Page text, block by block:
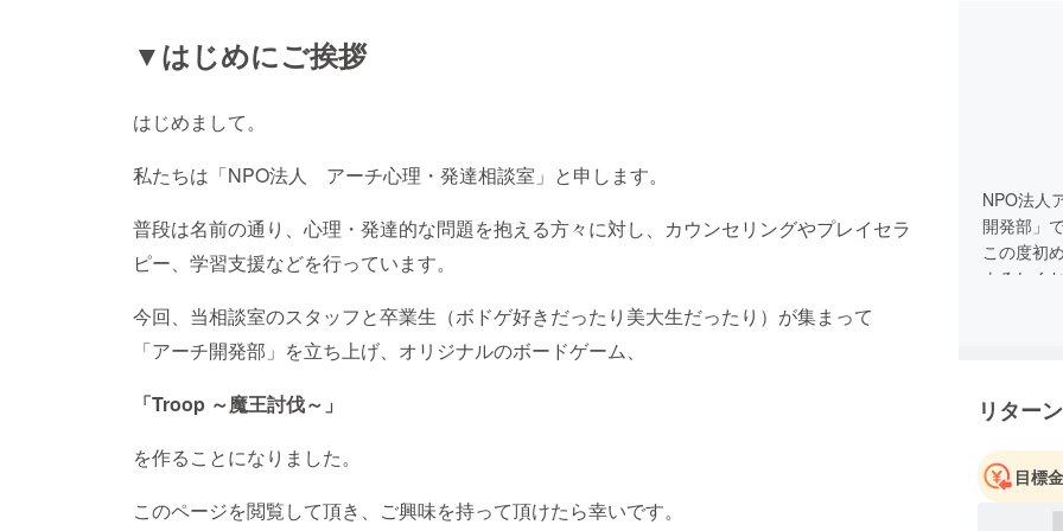
▼はじめにご挨拶
はじめまして。
私たちは「NPO法人 アーチ心理・発達相談室」と申します。
普段は名前の通り、心理・発達的な問題を抱える方々に対し、カウンセリングやプレイセラ
ピー、学習支援などを行っています。
今回、当相談室のスタッフと卒業生（ボドゲ好きだったり美大生だったり）が集まって
「アーチ開発部」を立ち上げ、オリジナルのボードゲーム、
「Troop ～魔王討伐～」
を作ることになりました。
このページを閲覧して頂き、ご興味を持って頂けたら幸いです。
NPO法人
開発部」
この度初
よろしく
リター
目標